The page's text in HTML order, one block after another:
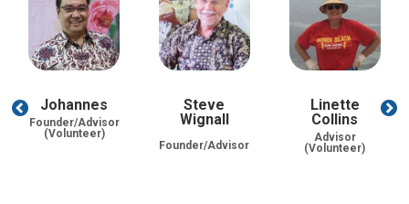
Johannes
Founder/Advisor
(Volunteer)
Steve
Wignall
Founder/Advisor
Linette
Collins
Advisor
(Volunteer)